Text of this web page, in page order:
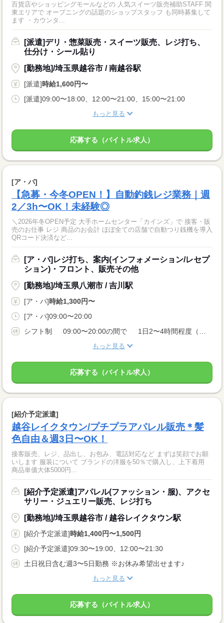
百貨店やショッピングモールなどの 人気スイーツ販売補助STAFF 関
東エリアで オープニングの話題のショップスタッフ も同時募集して
ます ・カウンタ...
[派遣]デリ・惣菜販売・スイーツ販売、レジ打ち、
仕分け・シール貼り
[勤務地]/埼玉県越谷市 / 南越谷駅
[派遣]時給1,600円〜
[派遣]09:00〜18:00、12:00〜21:00、15:00〜21:00
もっと見る
応募する（バイトル求人）
[ア・パ]
【急募・今冬OPEN！】自動釣銭レジ業務｜週
2／3h〜OK！未経験◎
＼2026年冬OPEN予定 大手ホームセンター「カインズ」で 接客・販
売のお仕事 レジ 商品のお会計 ほぼ全ての店舗で自動つり銭機を導入
QRコード決済など...
[ア・パ]レジ打ち、案内(インフォメーション/レセプ
ション)・フロント、販売その他
[勤務地]/埼玉県八潮市 / 吉川駅
[ア・パ]時給1,300円〜
[ア・パ]09:00〜20:00
もっと見る
応募する（バイトル求人）
[紹介予定派遣]
越谷レイクタウン/プチプラアパレル販売＊髪
色自由＆週3日〜OK！
接客販売、レジ、品出し、お包み、電話対応など まずは笑顔でお願
いします 服装について ブランドの洋服を50％で購入し、上下着用
商品単価大体5000円...
[紹介予定派遣]アパレル(ファッション・服)、アクセ
サリー・ジュエリー販売、レジ打ち
[勤務地]/埼玉県越谷市 / 越谷レイクタウン駅
[紹介予定派遣]時給1,400円〜1,500円
[紹介予定派遣]09:30〜19:00、12:00〜21:30
土日祝日含む週3〜5日勤務 ※お休み希望出せます♪
もっと見る
応募する（バイトル求人）